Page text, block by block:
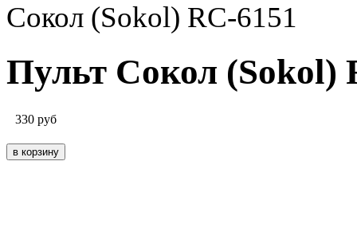
Сокол (Sokol) RC-6151
Пульт Сокол (Sokol)
330 руб